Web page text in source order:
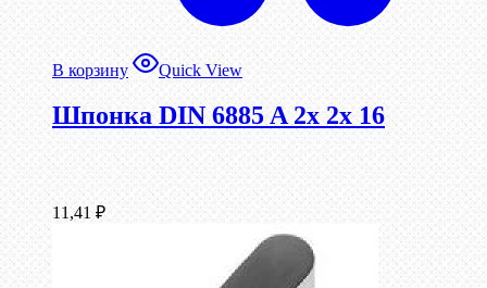
В корзину Quick View
Шпонка DIN 6885 A 2x 2x 16
11,41 ₽